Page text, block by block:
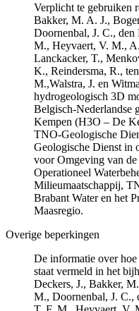
Verplicht te gebruiken
Bakker, M. A. J.,
Doornenbal, J. C.,
M., Heyvaert, V. M.,
Lanckacker, T.,
K., Reindersma, R.,
M.,Walstra, J. en
hydrogeologisch 3D
Belgisch-Nederlandse
Kempen (H3O – De
TNO-Geologische
Geologische Dienst in
voor Omgeving van
Operationeel
Milieumaatschappij,
Brabant Water en het
Maasregio.
Overige beperkingen
De informatie over hoe
staat vermeld in het
Deckers, J., Bakker,
M., Doornenbal, J. C.,